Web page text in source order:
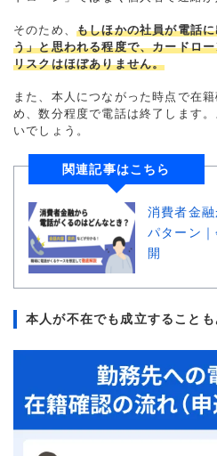
そのため、 もしほかの社員が電話
う」と思われる程度で、カードロ
リスクはほぼありません。
また、本人につながった時点で在
め、数分程度で電話は終了します
いでしょう。
関連記事はこちら
消費者金
パターン
開
本人が不在でも成立することも